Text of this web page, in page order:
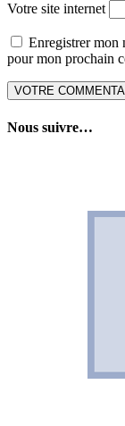
Votre site internet
Enregistrer mon
pour mon prochain
Nous suivre…